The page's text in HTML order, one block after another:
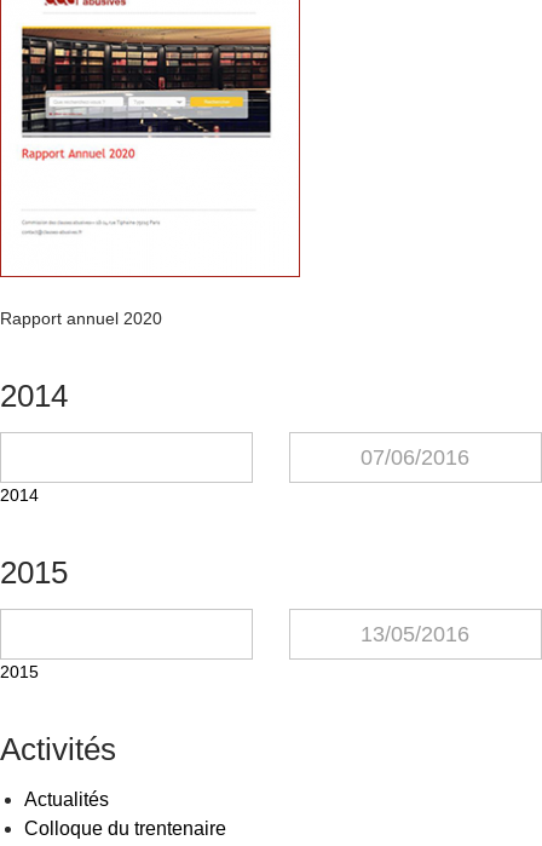
Rapport annuel 2020
2014
07/06/2016
2014
2015
13/05/2016
2015
Activités
Actualités
Colloque du trentenaire